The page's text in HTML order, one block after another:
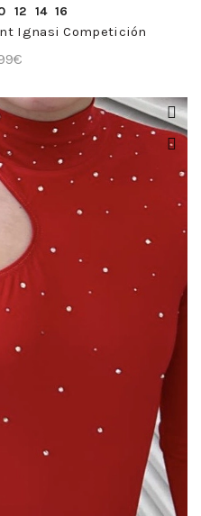
RÁPIDA
12 14 16
Ignasi Competición
€